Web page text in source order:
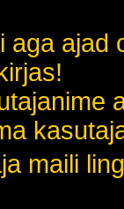
aga ajad
maili